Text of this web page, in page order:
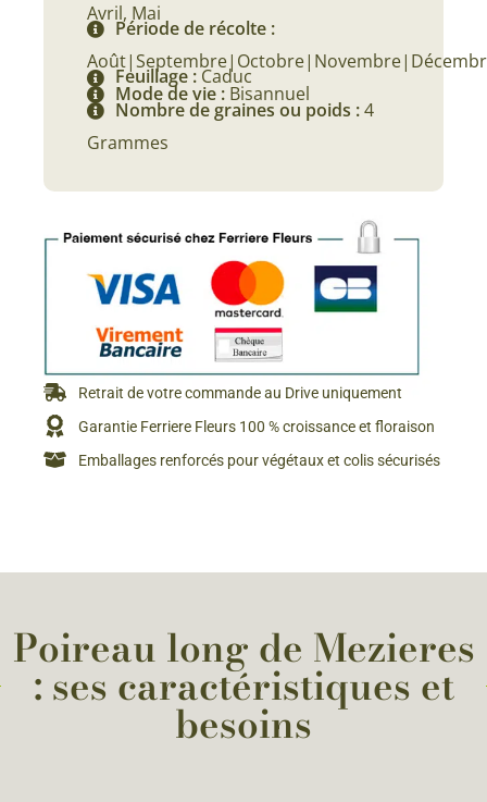
Avril, Mai
Période de récolte :
Feuillage : Caduc
Mode de vie : Bisannuel
Nombre de graines ou poids :4
Grammes
Retrait de votre commande au Drive uniquement
Garantie Ferriere Fleurs 100 % croissance et floraison
Emballages renforcés pour végétaux et colis sécurisés
Poireau long de Mezieres
: ses caractéristiques et
besoins